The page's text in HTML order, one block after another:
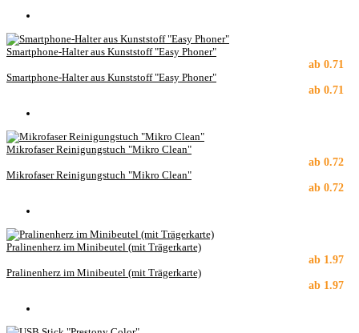
Smartphone-Halter aus Kunststoff "Easy Phoner"
ab 0.71
Smartphone-Halter aus Kunststoff "Easy Phoner"
ab 0.71
Mikrofaser Reinigungstuch "Mikro Clean"
ab 0.72
Mikrofaser Reinigungstuch "Mikro Clean"
ab 0.72
Pralinenherz im Minibeutel (mit Trägerkarte)
ab 1.97
Pralinenherz im Minibeutel (mit Trägerkarte)
ab 1.97